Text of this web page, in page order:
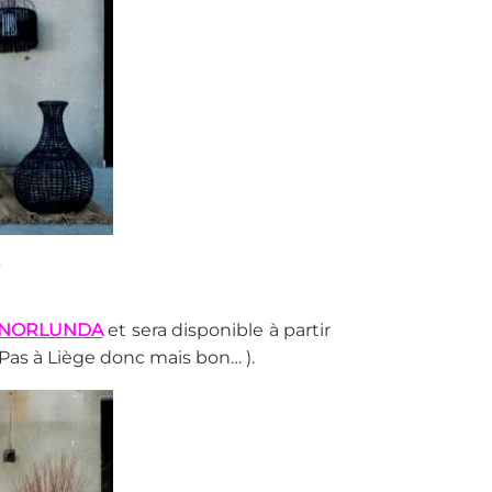
et sera disponible à partir
à Liège donc mais bon… ).